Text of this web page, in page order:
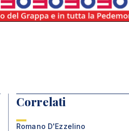
Correlati
Romano D'Ezzelino